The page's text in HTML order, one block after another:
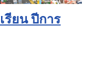
รียน ปีการ